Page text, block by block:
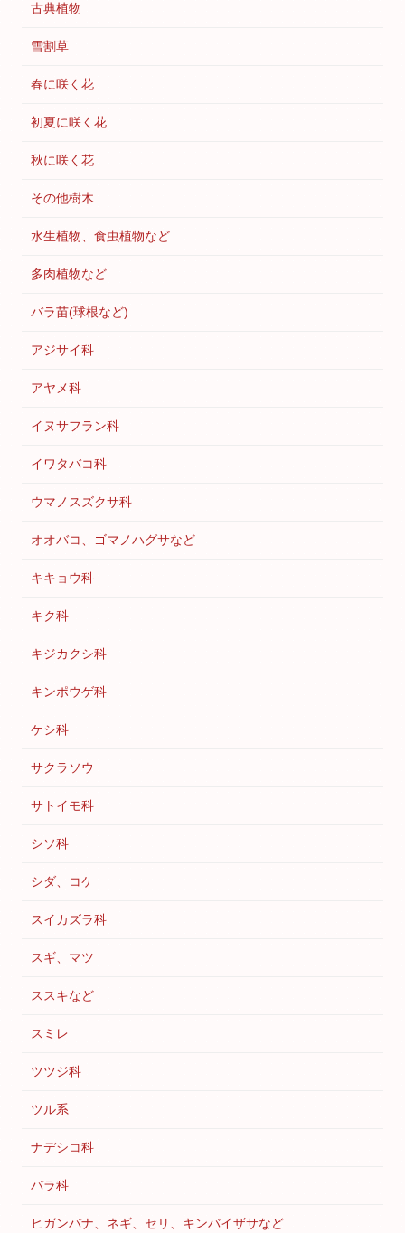
古典植物
雪割草
春に咲く花
初夏に咲く花
秋に咲く花
その他樹木
水生植物、食虫植物など
多肉植物など
バラ苗(球根など)
アジサイ科
アヤメ科
イヌサフラン科
イワタバコ科
ウマノスズクサ科
オオバコ、ゴマノハグサなど
キキョウ科
キク科
キジカクシ科
キンポウゲ科
ケシ科
サクラソウ
サトイモ科
シソ科
シダ、コケ
スイカズラ科
スギ、マツ
ススキなど
スミレ
ツツジ科
ツル系
ナデシコ科
バラ科
ヒガンバナ、ネギ、セリ、キンバイザサなど